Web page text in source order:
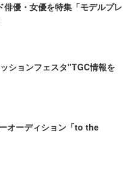
俳優・女優を特集「モデルプレ
ションフェスタ"TGC情報を
オーディション「to the